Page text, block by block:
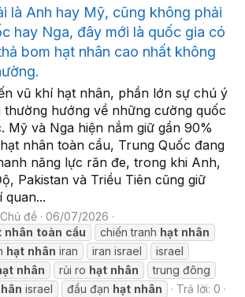
là Anh hay Mỹ, cũng không phải
hay Nga, đây mới là quốc gia có
bom hạt nhân cao nhất không
vũ khí hạt nhân, phần lớn sự chú ý
thường hướng về những cường quốc
Mỹ và Nga hiện nắm giữ gần 90%
nhân toàn cầu, Trung Quốc đang
năng lực răn đe, trong khi Anh,
Pakistan và Triều Tiên cũng giữ
quan...
Chủ đề
06/07/2026
nhân toàn cầu chiến tranh hạt nhân
hạt nhân iran iran israel
israel
nhân rủi ro hạt nhân
trung đông
israel đầu đạn hạt nhân
Trả lời: 0